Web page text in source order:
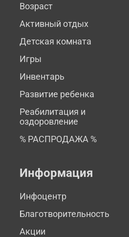
Возраст
Активный отдых
Детская комната
Игры
Инвентарь
Развитие ребенка
Реабилитация и
оздоровление
% РАСПРОДАЖА %
Информация
Инфоцентр
Благотворительность
Акции